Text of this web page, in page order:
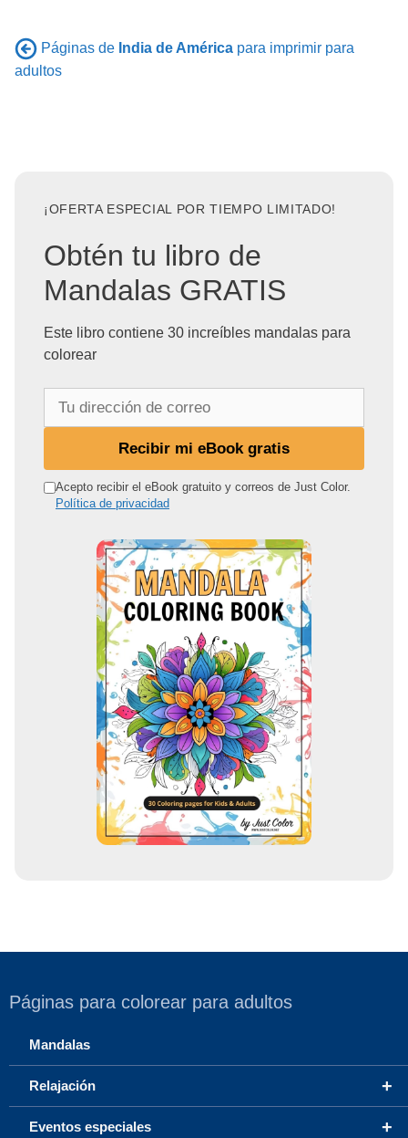
Páginas de India de América para imprimir para
adultos
¡OFERTA ESPECIAL POR TIEMPO LIMITADO!
Obtén tu libro de
Mandalas GRATIS
Este libro contiene 30 increíbles mandalas para
colorear
r
Recibir mi eBook gratis
Acepto recibir el eBook gratuito y correos de Just Color.
Política de privacidad
Páginas para colorear para adultos
Mandalas
+
Relajación
+
Eventos especiales